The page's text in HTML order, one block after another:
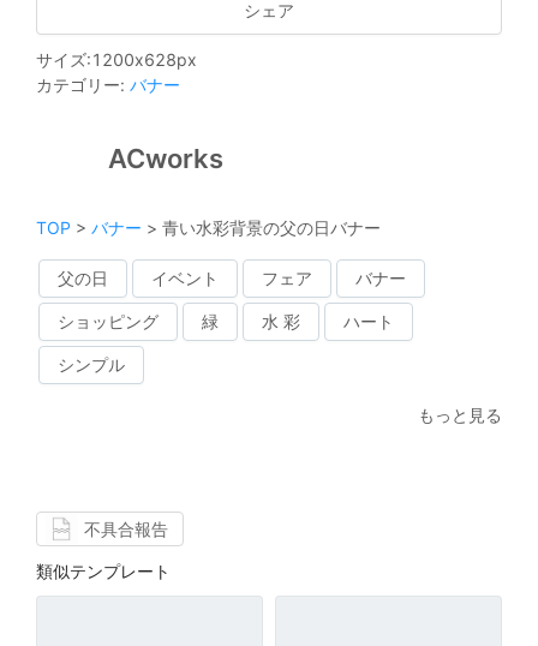
シェア
サイズ:1200x628px
カテゴリー: バナー
ACworks
TOP > バナー > 青い水彩背景の父の日バナー
父の日 イベント フェア バナー
ショッピング 緑 水 彩 ハート
シンプル
もっと見る
不具合報告
類似テンプレート